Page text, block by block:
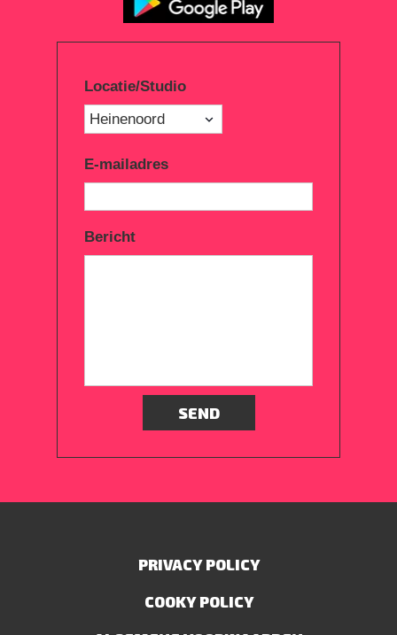
Locatie/Studio
E-mailadres
Bericht
SEND
PRIVACY POLICY
COOKY POLICY